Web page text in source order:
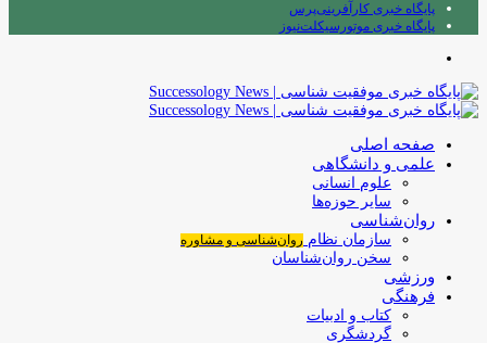
پایگاه خبری کارآفرینی‌پرس
پایگاه خبری موتورسیکلت‌نیوز
صفحه اصلی
علمی و دانشگاهی
علوم انسانی
سایر حوزه‌ها
روان‌شناسی
سازمان نظام روان‌شناسی و مشاوره
سخن روان‌شناسان
ورزشی
فرهنگی
کتاب و ادبیات
گردشگری